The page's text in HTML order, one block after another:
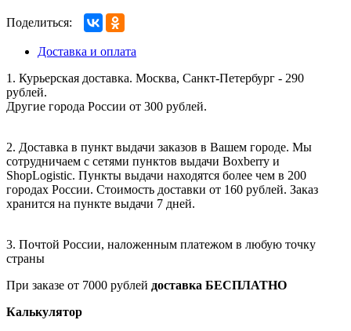
Поделиться:
Доставка и оплата
1. Курьерская доставка. Москва, Санкт-Петербург - 290
рублей.
Другие города России от 300 рублей.
2. Доставка в пункт выдачи заказов в Вашем городе. Мы
сотрудничаем с сетями пунктов выдачи Boxberry и
ShopLogistic. Пункты выдачи находятся более чем в 200
городах России. Стоимость доставки от 160 рублей. Заказ
хранится на пункте выдачи 7 дней.
3. Почтой России, наложенным платежом в любую точку
страны
При заказе от 7000 рублей доставка БЕСПЛАТНО
Калькулятор